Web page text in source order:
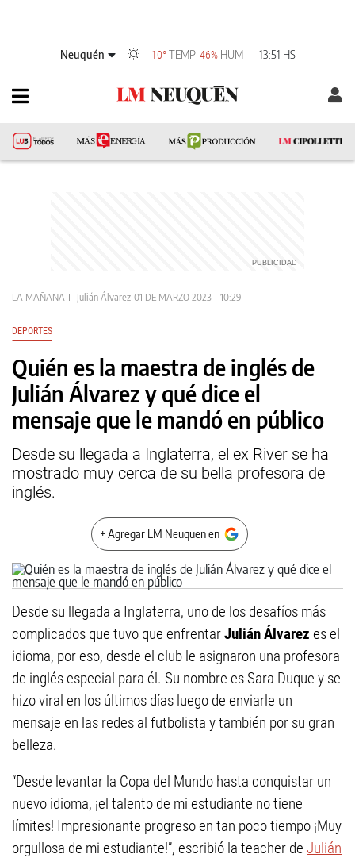
Neuquén 10° TEMP 46% HUM 13:51 HS
LA MAÑANA Julián Álvarez 01 DE MARZO 2023 - 10:29
DEPORTES
Quién es la maestra de inglés de
Julián Álvarez y qué dice el
mensaje que le mandó en público
Desde su llegada a Inglaterra, el ex River se ha
mostrado muy cerca de su bella profesora de
inglés.
+ Agregar LM Neuquen en
Desde su llegada a Inglaterra, uno de los desafíos más
complicados que tuvo que enfrentarJulián Álvarez es el
idioma, por eso, desde el club le asignaron una profesora
de inglés especial para él. Su nombre es Sara Duque y se
hizo viral en los últimos días luego de enviarle un
mensaje en las redes al futbolista y también por su gran
belleza.
“Desde levantar la Copa del Mundo hasta conquistar un
nuevo idioma, ¡el talento de mi estudiante no tiene
límites! Impresionante progreso en tan poco tiempo ¡Muy
orgullosa de mi estudiante!”, escribió la teacher de Julián